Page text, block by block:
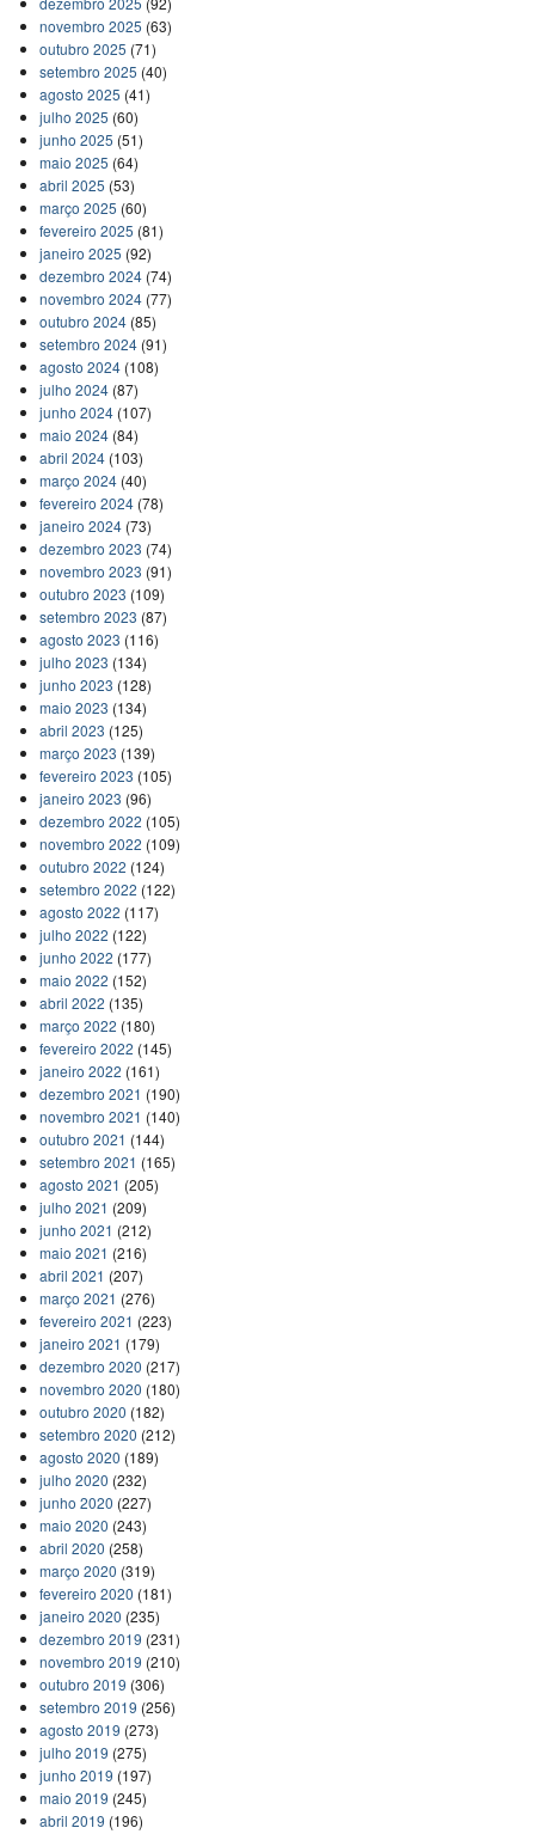
novembro 2025 (63)
outubro 2025 (71)
setembro 2025 (40)
agosto 2025 (41)
julho 2025 (60)
junho 2025 (51)
maio 2025 (64)
abril 2025 (53)
março 2025 (60)
fevereiro 2025 (81)
janeiro 2025 (92)
dezembro 2024(74)
novembro 2024(77)
outubro 2024(85)
setembro 2024(91)
agosto 2024(108)
julho 2024(87)
junho 2024(107)
maio 2024(84)
abril 2024(103)
março 2024(40)
fevereiro 2024(78)
janeiro 2024(73)
dezembro 2023 (74)
novembro 2023 (91)
outubro 2023 (109)
setembro 2023 (87)
agosto 2023 (116)
julho 2023 (134)
junho 2023 (128)
maio 2023 (134)
abril 2023 (125)
março 2023 (139)
fevereiro 2023 (105)
janeiro 2023 (96)
dezembro 2022 (105)
novembro 2022 (109)
outubro 2022 (124)
setembro 2022 (122)
agosto 2022 (117)
julho 2022 (122)
junho 2022 (177)
maio 2022 (152)
abril 2022 (135)
março 2022 (180)
fevereiro 2022 (145)
janeiro 2022 (161)
dezembro 2021 (190)
novembro 2021 (140)
outubro 2021 (144)
setembro 2021 (165)
agosto 2021 (205)
julho 2021 (209)
junho 2021 (212)
maio 2021 (216)
abril 2021 (207)
março 2021 (276)
fevereiro 2021 (223)
janeiro 2021 (179)
dezembro 2020 (217)
novembro 2020 (180)
outubro 2020 (182)
setembro 2020 (212)
agosto 2020 (189)
julho 2020 (232)
junho 2020 (227)
maio 2020 (243)
abril 2020 (258)
março 2020 (319)
fevereiro 2020 (181)
janeiro 2020 (235)
dezembro 2019 (231)
novembro 2019 (210)
outubro 2019 (306)
setembro 2019 (256)
agosto 2019 (273)
julho 2019 (275)
junho 2019 (197)
maio 2019 (245)
abril 2019 (196)